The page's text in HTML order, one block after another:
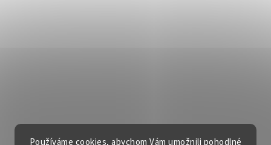
Používáme cookies, abychom Vám umožnili pohodlné